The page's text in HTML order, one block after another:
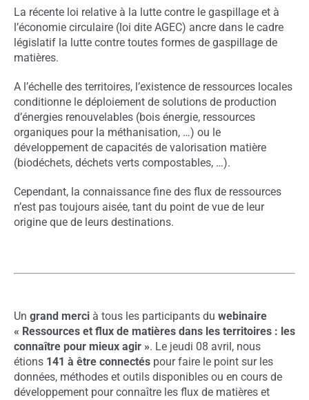
La récente loi relative à la lutte contre le gaspillage et à
l’économie circulaire (loi dite AGEC) ancre dans le cadre
législatif la lutte contre toutes formes de gaspillage de
matières.
A l’échelle des territoires, l’existence de ressources locales
conditionne le déploiement de solutions de production
d’énergies renouvelables (bois énergie, ressources
organiques pour la méthanisation, …) ou le
développement de capacités de valorisation matière
(biodéchets, déchets verts compostables, …).
Cependant, la connaissance fine des flux de ressources
n’est pas toujours aisée, tant du point de vue de leur
origine que de leurs destinations.
Un grand mercià tous les participants du webinaire
« Ressources et flux de matières dans les territoires : les
connaître pour mieux agir ». Le jeudi 08 avril, nous
étions 141 à être connectéspour faire le point sur les
données, méthodes et outils disponibles ou en cours de
développement pour connaître les flux de matières et